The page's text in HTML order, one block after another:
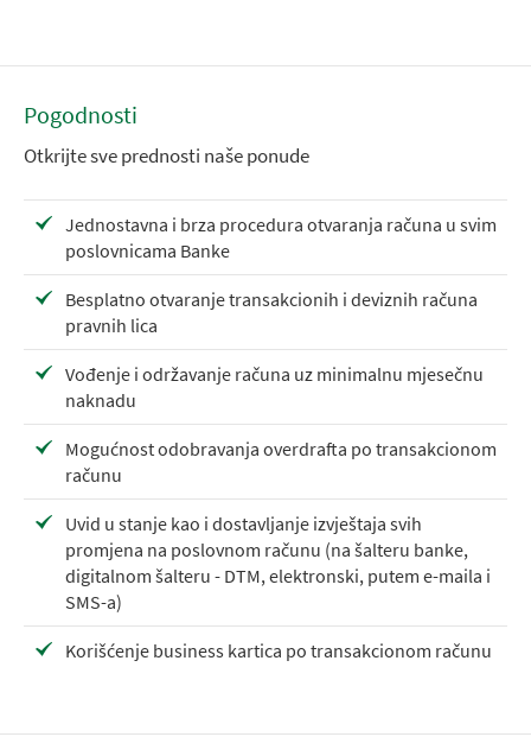
Pogodnosti
Otkrijte sve prednosti naše ponude
Jednostavna i brza procedura otvaranja računa u svim
poslovnicama Banke
Besplatno otvaranje transakcionih i deviznih računa
pravnih lica
Vođenje i održavanje računa uz minimalnu mjesečnu
naknadu
Mogućnost odobravanja overdrafta po transakcionom
računu
Uvid u stanje kao i dostavljanje izvještaja svih
promjena na poslovnom računu (na šalteru banke,
digitalnom šalteru - DTM, elektronski, putem e-maila i
SMS-a)
Korišćenje business kartica po transakcionom računu